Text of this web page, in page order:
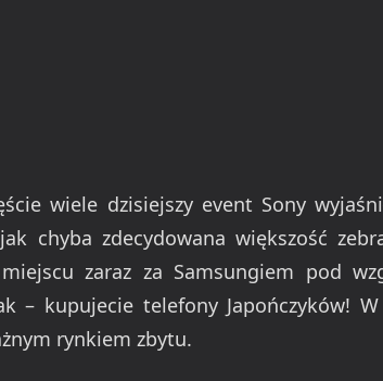
wiele dzisiejszy event Sony
chyba zdecydowana większość
zaraz za Samsungiem pod
– kupujecie telefony Japończyków!
rynkiem zbytu.